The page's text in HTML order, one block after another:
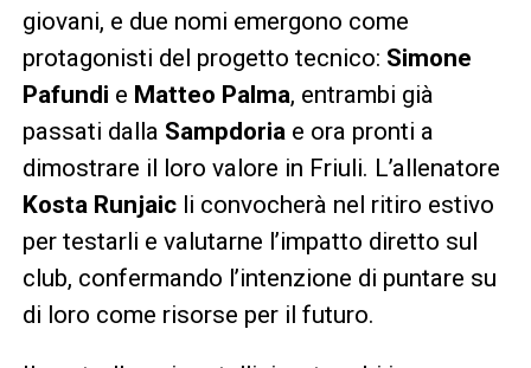
giovani, e due nomi emergono come
protagonisti del progetto tecnico: Simone
Pafundi e Matteo Palma, entrambi già
passati dalla Sampdoria e ora pronti a
dimostrare il loro valore in Friuli. L’allenatore
Kosta Runjaicli convocherà nel ritiro estivo
per testarli e valutarne l’impatto diretto sul
club, confermando l’intenzione di puntare su
di loro come risorse per il futuro.